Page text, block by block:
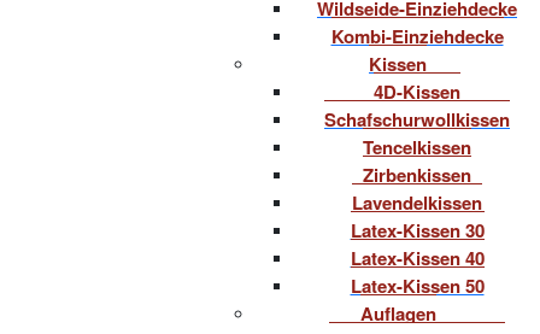
Wildseide-Einziehdecke
Kombi-Einziehdecke
Kissen
4D-Kissen
Schafschurwollkissen
Tencelkissen
Zirbenkissen
Lavendelkissen
Latex-Kissen 30
Latex-Kissen 40
Latex-Kissen 50
Auflagen